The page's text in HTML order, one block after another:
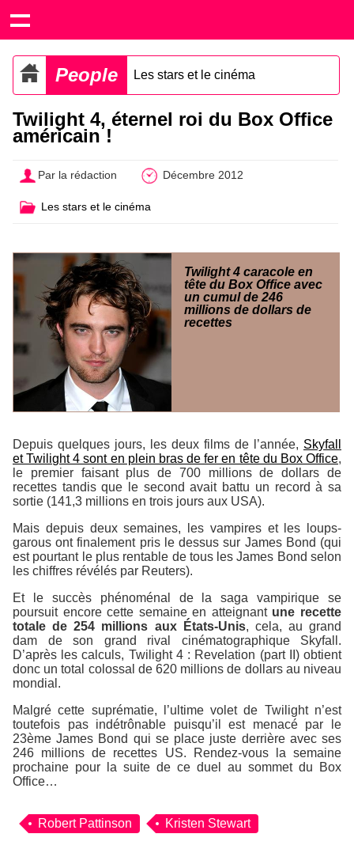
People Les stars et le cinéma
Twilight 4, éternel roi du Box Office
américain !
Par la rédaction Décembre 2012
Les stars et le cinéma
Twilight 4 caracole en
tête du Box Office avec
un cumul de 246
millions de dollars de
recettes
Depuis quelques jours, les deux films de l’année, Skyfall
et Twilight 4 sont en plein bras de fer en tête du Box Office,
le premier faisant plus de 700 millions de dollars de
recettes tandis que le second avait battu un record à sa
sortie (141,3 millions en trois jours aux USA).
Mais depuis deux semaines, les vampires et les loups-
garous ont finalement pris le dessus sur James Bond (qui
est pourtant le plus rentable de tous les James Bond selon
les chiffres révélés par Reuters).
Et le succès phénoménal de la saga vampirique se
poursuit encore cette semaine en atteignant une recette
totale de 254 millions aux États-Unis, cela, au grand
dam de son grand rival cinématographique Skyfall.
D’après les calculs, Twilight 4 : Revelation (part II) obtient
donc un total colossal de 620 millions de dollars au niveau
mondial.
Malgré cette suprématie, l’ultime volet de Twilight n’est
toutefois pas indétrônable puisqu’il est menacé par le
23ème James Bond qui se place juste derrière avec ses
246 millions de recettes US. Rendez-vous la semaine
prochaine pour la suite de ce duel au sommet du Box
Office…
Robert Pattinson Kristen Stewart